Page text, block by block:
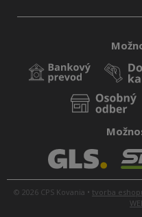
© 2026 CPS Kovania • tvorba